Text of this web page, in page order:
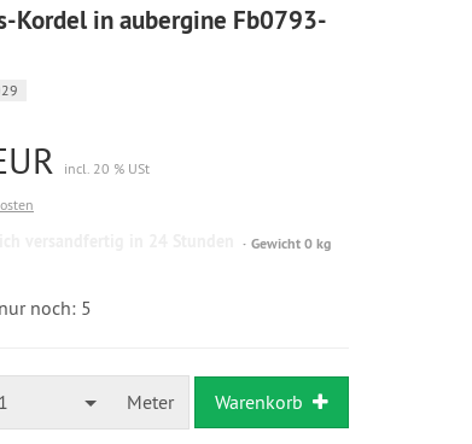
Kordel in aubergine Fb0793-
incl. 20 % USt
Gewöhnlich
Gewicht 0 kg
noch: 5
1 Meter Warenkorb